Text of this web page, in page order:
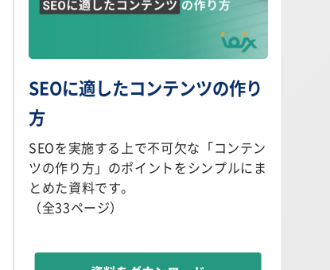
SEOに適したコンテンツの作り
方
SEOを実施する上で不可欠な「コンテン
ツの作り方」のポイントをシンプルにま
とめた資料です。
（全33ページ）